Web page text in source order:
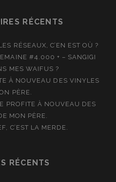
RÉCENTS
RÉSEAUX, C’EN EST OÙ ?
#4.000 + – SANGIGI
MES WAIFUS ?
À NOUVEAU DES VINYLES
PÈRE.
PROFITE À NOUVEAU DES
MON PÈRE.
C’EST LA MERDE.
RÉCENTS